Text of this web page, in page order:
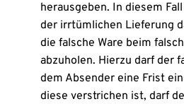
herausgeben. In diesem
der irrtümlichen Lieferung
die falsche Ware beim
abzuholen. Hierzu darf der
dem Absender eine Frist
diese verstrichen ist, darf